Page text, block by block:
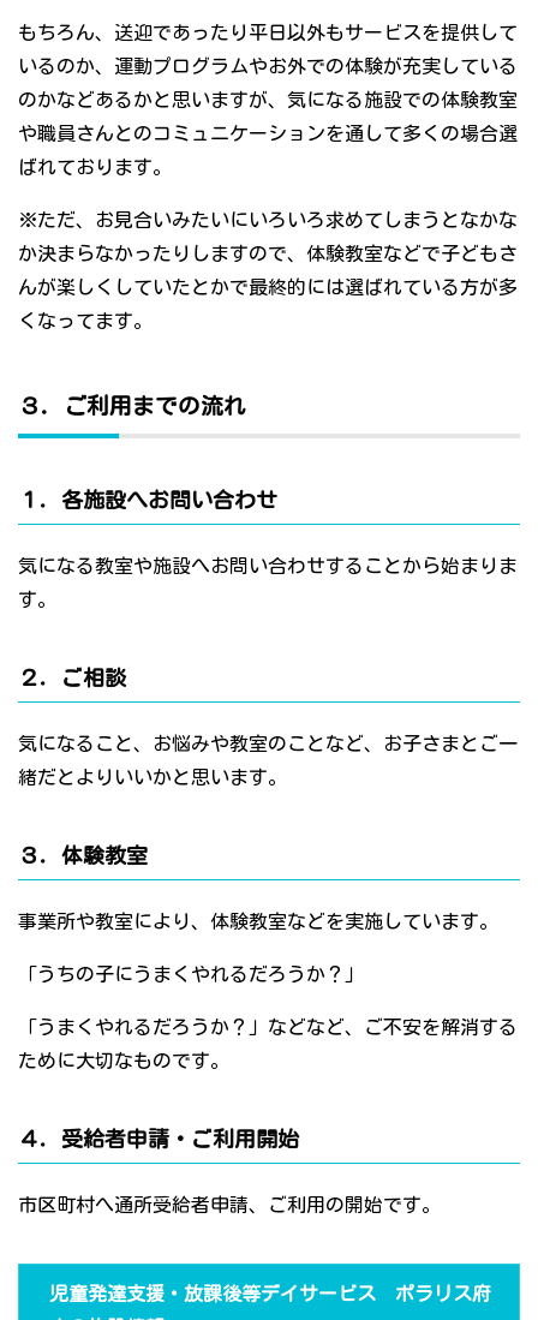
もちろん、送迎であったり平日以外もサービスを提供して
いるのか、運動プログラムやお外での体験が充実している
のかなどあるかと思いますが、気になる施設での体験教室
や職員さんとのコミュニケーションを通して多くの場合選
ばれております。
※ただ、お見合いみたいにいろいろ求めてしまうとなかな
か決まらなかったりしますので、体験教室などで子どもさ
んが楽しくしていたとかで最終的には選ばれている方が多
くなってます。
３．ご利用までの流れ
１．各施設へお問い合わせ
気になる教室や施設へお問い合わせすることから始まりま
す。
２．ご相談
気になること、お悩みや教室のことなど、お子さまとご一
緒だとよりいいかと思います。
３．体験教室
事業所や教室により、体験教室などを実施しています。
「うちの子にうまくやれるだろうか？」
「うまくやれるだろうか？」などなど、ご不安を解消する
ために大切なものです。
４．受給者申請・ご利用開始
市区町村へ通所受給者申請、ご利用の開始です。
児童発達支援・放課後等デイサービス ポラリス府